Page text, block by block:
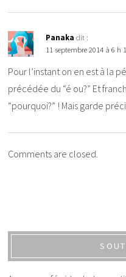
Panaka dit :
11 septembre 2014 à 6 h
Pour l’instant on en est à la
précédée du “é ou?” Et
“pourquoi?” ! Mais garde
Comments are closed.